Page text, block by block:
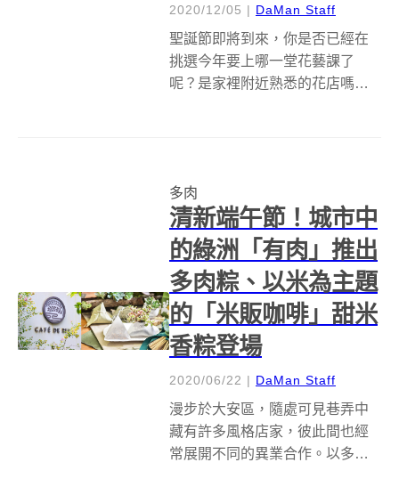
2020/12/05 | DaMan Staff
聖誕節即將到來，你是否已經在
挑選今年要上哪一堂花藝課了
呢？是家裡附近熟悉的花店嗎？
美啊，將完成後的作品帶回家擺
放，你會發現整...
多肉
清新端午節！城市中
的綠洲「有肉」推出
多肉粽、以米為主題
的「米販咖啡」甜米
香粽登場
2020/06/22 | DaMan Staff
漫步於大安區，隨處可見巷弄中
藏有許多風格店家，彼此間也經
常展開不同的異業合作。以多肉